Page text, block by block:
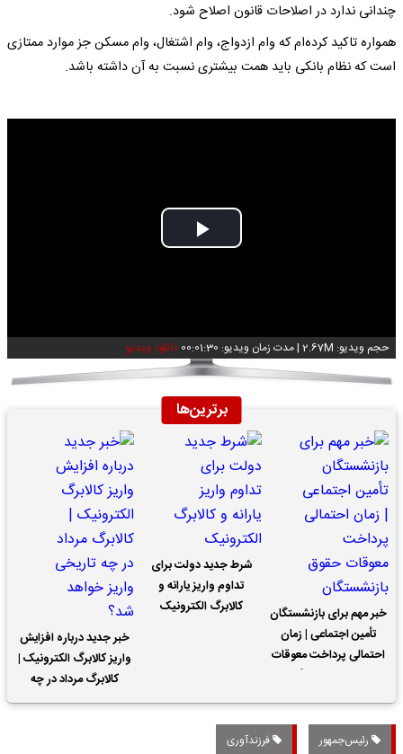
چندانی ندارد در اصلاحات قانون اصلاح شود.
همواره تاکید کرده‌ام که وام ازدواج، وام اشتغال، وام مسکن جز موارد ممتازی
است که نظام بانکی باید همت بیشتری نسبت به آن داشته باشد.
Play
حجم ویدیو: 2.67M |مدت زمان ویدیو: 00:01:30 دانلود ویدیو
برترین‌ها
خبر مهم برای بازنشستگان
تأمین اجتماعی | زمان
احتمالی پرداخت معوقات
شرط جدید دولت برای
تداوم واریز یارانه و
کالابرگ الکترونیک
خبر جدید درباره افزایش
واریز کالابرگ الکترونیک |
کالابرگ مرداد در چه
تاریخی واریز خواهد شد؟
رئیس‌جمهور فرزندآوری